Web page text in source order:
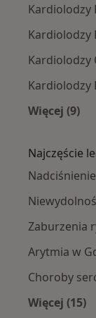
Kardiolodzy
Kardiolodzy
Kardiolodzy
Kardiolodzy
Więcej (9)
Najczęście
Zaburzenia
Arytmia w
Choroby
Więcej (15)